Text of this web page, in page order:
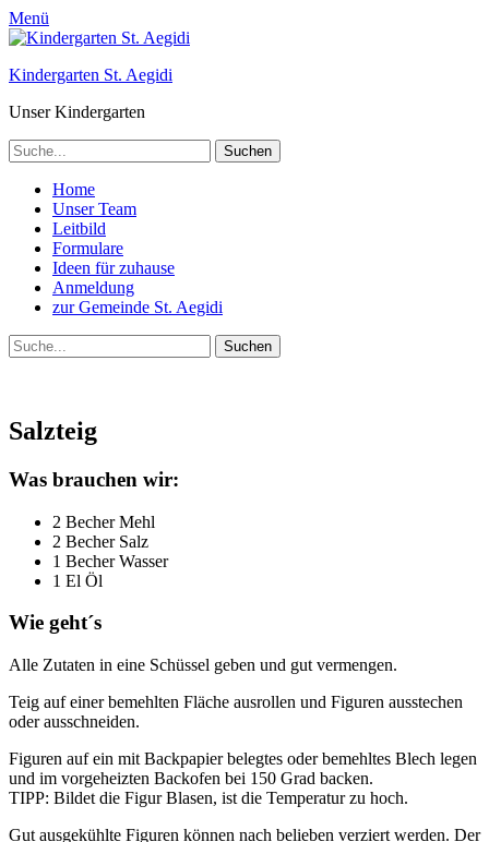
Menü
Kindergarten St. Aegidi
Unser Kindergarten
Suchen
nach:
Primäres
Menü
Zum
Inhalt
springen
Home
Unser Team
Leitbild
Formulare
Ideen für zuhause
Anmeldung
zur Gemeinde St. Aegidi
Suchen
Suchen
nach:
Salzteig
Was brauchen wir:
2 Becher Mehl
2 Becher Salz
1 Becher Wasser
1 El Öl
Wie geht´s
Alle Zutaten in eine Schüssel geben und gut vermengen.
Teig auf einer bemehlten Fläche ausrollen und Figuren ausstechen
oder ausschneiden.
Figuren auf ein mit Backpapier belegtes oder bemehltes Blech legen
und im vorgeheizten Backofen bei 150 Grad backen.
TIPP: Bildet die Figur Blasen, ist die Temperatur zu hoch.
Gut ausgekühlte Figuren können nach belieben verziert werden. Der